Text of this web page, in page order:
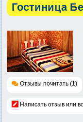
Гостиница
Отзывы почитать (1)
Написать отзыв или